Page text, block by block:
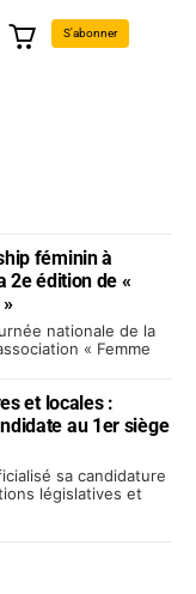
S'abonner
féminin à
2e édition de «
nationale de la
« Femme
et locales :
au 1er siège
sa candidature
législatives et